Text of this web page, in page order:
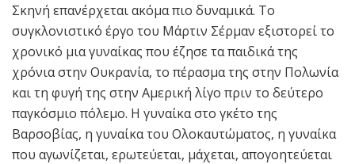
Σκηνή επανέρχεται ακόμα πιο δυναμικά. Το
συγκλονιστικό έργο του Μάρτιν Σέρμαν εξιστορεί το
χρονικό μια γυναίκας που έζησε τα παιδικά της
χρόνια στην Ουκρανία, το πέρασμα της στην Πολωνία
και τη φυγή της στην Αμερική λίγο πριν το δεύτερο
παγκόσμιο πόλεμο. Η γυναίκα στο γκέτο της
Βαρσοβίας, η γυναίκα του Ολοκαυτώματος, η γυναίκα
που αγωνίζεται, ερωτεύεται, μάχεται, απογοητεύεται